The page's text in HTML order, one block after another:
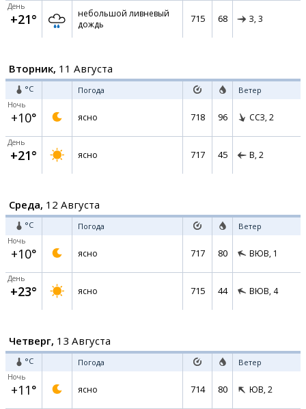
День
+21°
небольшой ливневый
дождь
715 68 З, 3
Вторник, 11 Августа
°C Погода Ветер
Ночь
+10° ясно 718 96 ССЗ, 2
День
+21° ясно 717 45 В, 2
Среда, 12 Августа
°C Погода Ветер
Ночь
+10° ясно 717 80 ВЮВ, 1
День
+23° ясно 715 44 ВЮВ, 4
Четверг, 13 Августа
°C Погода Ветер
Ночь
+11° ясно 714 80 ЮВ, 2